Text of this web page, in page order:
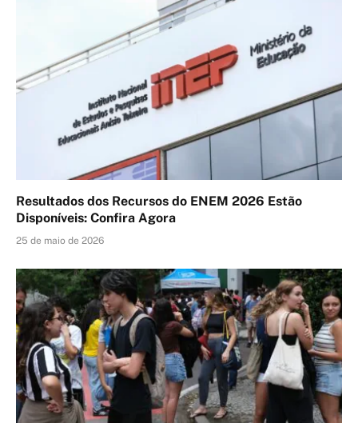
Resultados dos Recursos do ENEM 2026 Estão
Disponíveis: Confira Agora
25 de maio de 2026